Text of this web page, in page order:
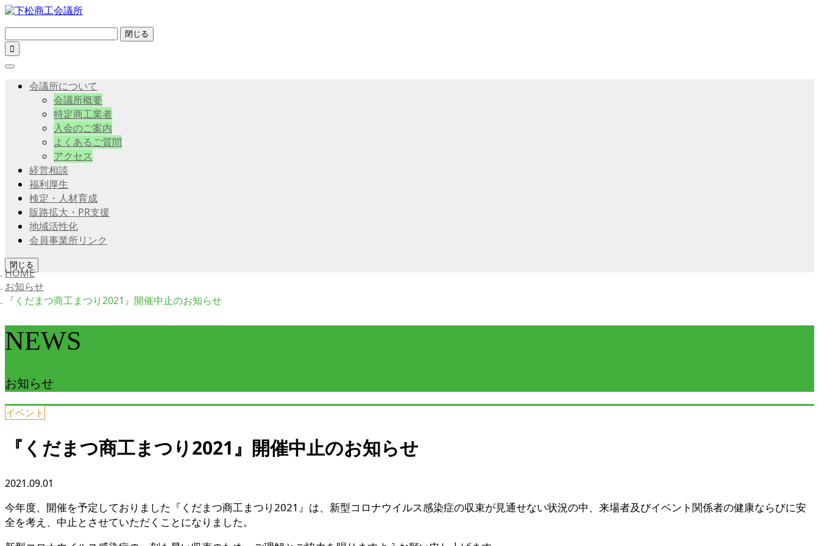
閉じる

会議所について
会議所概要
特定商工業者
入会のご案内
よくあるご質問
アクセス
経営相談
福利厚生
検定・人材育成
販路拡大・PR支援
地域活性化
会員事業所リンク
閉じる
HOME
お知らせ
『くだまつ商工まつり2021』開催中止のお知らせ
NEWS
お知らせ
イベント
『くだまつ商工まつり2021』開催中止のお知らせ
2021.09.01
今年度、開催を予定しておりました『くだまつ商工まつり2021』は、新型コロナウイルス感染症の収束が見通せない状況の中、来場者及びイベント関係者の健康ならびに安
全を考え、中止とさせていただくことになりました。